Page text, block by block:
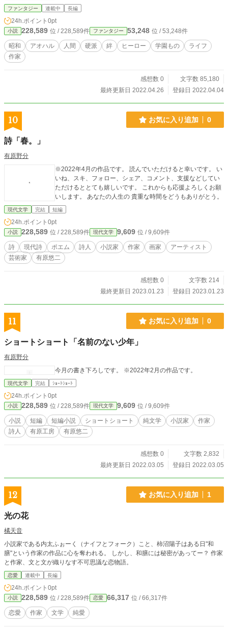
ファンタジー 連載中 長編
24h.ポイント 0pt
小説 228,589 位 / 228,589件 ファンタジー 53,248 位 / 53,248件
昭和 アオハル 人間 硬派 絆 ヒーロー 学園もの
ライフ
作家
感想数 0
文字数 85,180
最終更新日 2022.04.26
登録日 2022.04.04
10 お気に入り追加 0
詩「春。」
有原野分
※2022年4月の作品です。 読んでいただけると幸いです。 い
いね、スキ、フォロー、シェア、コメント、支援などしてい
ただけるととても嬉しいです。 これからも応援よろしくお願
いします。 あなたの人生の 貴重な時間をどうもありがとう。
現代文学 完結 短編
24h.ポイント 0pt
小説 228,589 位 / 228,589件 現代文学 9,609 位 / 9,609件
詩 現代詩 ポエム 詩人 小説家 作家 画家
アーティスト
芸術家
有原悠二
感想数 0
文字数 214
最終更新日 2023.01.23
登録日 2023.01.23
11 お気に入り追加 0
ショートショート「名前のない少年」
有原野分
今月の書き下ろしです。 ※2022年2月の作品です。
現代文学 完結 ｼｮｰﾄｼｮｰﾄ
24h.ポイント 0pt
小説 228,589 位 / 228,589件 現代文学 9,609 位 / 9,609件
小説 短編 短編小説 ショートショート 純文学 小説家
作家
詩人
有原工房 有原悠二
感想数 0
文字数 2,832
最終更新日 2022.03.05
登録日 2022.03.05
12 お気に入り追加 1
光の花
橘天音
小説家である内太ふぉーく（ナイフとフォーク）こと、柿沼陽子はある日"和
膳"という作家の作品に心を奪われる。 しかし、和膳には秘密があってー？ 作家
と作家、文と文が織りなす不可思議な恋物語。
恋愛 連載中 長編
24h.ポイント 0pt
小説 228,589 位 / 228,589件 恋愛 66,317 位 / 66,317件
恋愛 作家 文学 純愛